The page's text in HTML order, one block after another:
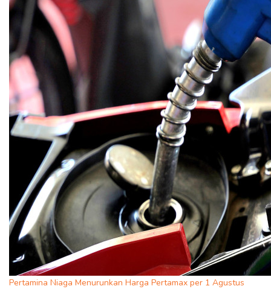
Pertamina Niaga Menurunkan Harga Pertamax per 1 Agustus